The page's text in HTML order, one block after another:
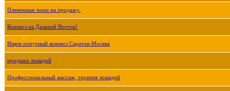
Племенные пони на продажу.
Коневоз на Дальний Восток!
Ищем попутный коневоз Саратов-Москва
продажа лошадей
Профессиональный массаж, терапия лошадей